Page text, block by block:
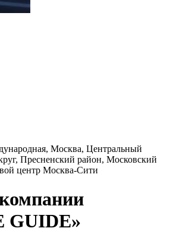
Москва, Центральный
Пресненский район, Московский
центр Москва-Сити
GUIDE»